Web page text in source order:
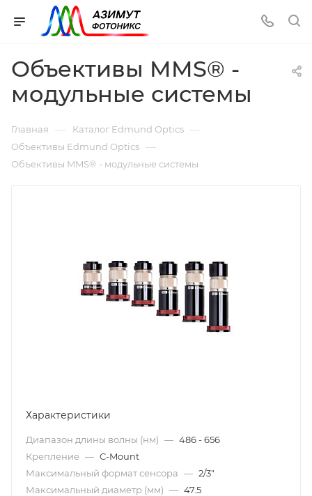
Объективы MMS® -
модульные системы
Главная — Каталог Edmund Optics —
Объективы Edmund Optics —
Объективы MMS® - модульные системы
Характеристики
Диапазон длины волны (нм) — 486 - 656
Крепление — C-Mount
Максимальный формат сенсора — 2/3"
Максимальный диаметр (мм) — 47.5